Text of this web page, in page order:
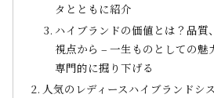
タとともに紹介
ハイブランドの価値とは？品質
視点から – 一生ものとしての魅
専門的に掘り下げる
人気のレディースハイブランドシ